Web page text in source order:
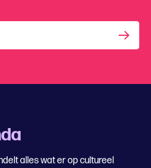
alles wat er op cultureel